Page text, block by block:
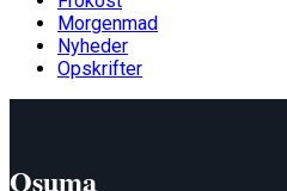
Morgenmad
Nyheder
Opskrifter
Osuma